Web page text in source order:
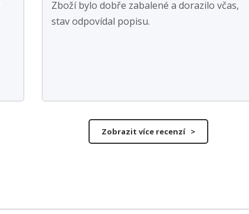
Zboží bylo dobře zabalené a dorazilo včas,
stav odpovídal popisu.
Zobrazit více recenzí >